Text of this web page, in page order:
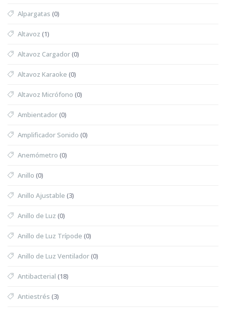
Alpargatas (0)
Altavoz (1)
Altavoz Cargador(0)
Altavoz Karaoke (0)
Altavoz Micrófono (0)
Ambientador(0)
Amplificador Sonido (0)
Anemómetro (0)
Anillo (0)
Anillo Ajustable (3)
Anillo de Luz (0)
Anillo de Luz Trípode (0)
Anillo de Luz Ventilador(0)
Antibacterial (18)
Antiestrés (3)